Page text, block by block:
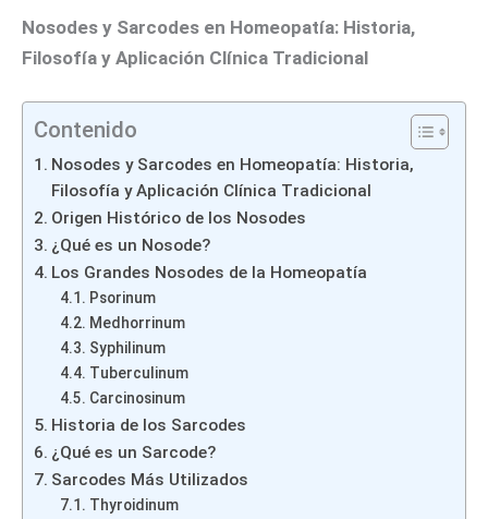
Nosodes y Sarcodes en Homeopatía: Historia,
Filosofía y Aplicación Clínica Tradicional
Contenido
Nosodes y Sarcodes en Homeopatía: Historia,
Filosofía y Aplicación Clínica Tradicional
Origen Histórico de los Nosodes
¿Qué es un Nosode?
Los Grandes Nosodes de la Homeopatía
Psorinum
Medhorrinum
Syphilinum
Tuberculinum
Carcinosinum
Historia de los Sarcodes
¿Qué es un Sarcode?
Sarcodes Más Utilizados
Thyroidinum